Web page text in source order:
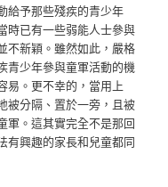
給予那些殘疾的青少年
時已有一些弱能人士參與
不新穎。雖然如此，嚴格
青少年參與童軍活動的機
易。更不幸的，當用上
被分隔、置於一旁，且被
軍。這其實完全不是那回
有興趣的家長和兒童都同